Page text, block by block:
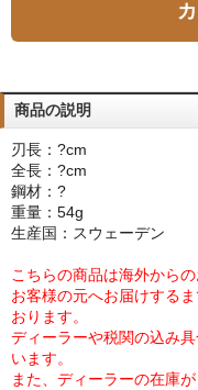
商品の説明
刃長：?cm
全長：?cm
鋼材：?
重量：54g
生産国：スウェーデン
こちらの商品は海外から
お客様の元へお届けする
おります。
ディーラーや税関の込み
います。
また、ディーラーの在庫